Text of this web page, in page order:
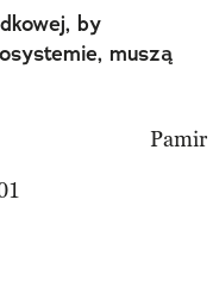
by
muszą